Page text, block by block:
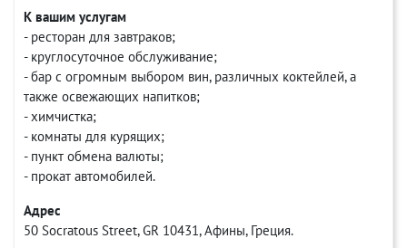
К вашим услугам
- ресторан для завтраков;
- круглосуточное обслуживание;
- бар с огромным выбором вин, различных коктейлей, а
также освежающих напитков;
- химчистка;
- комнаты для курящих;
- пункт обмена валюты;
- прокат автомобилей.
Адрес
50 Socratous Street, GR 10431, Афины, Греция.